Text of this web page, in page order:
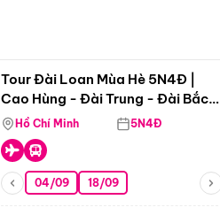
Tour Đài Loan Mùa Hè 5N4Đ |
Cao Hùng - Đài Trung - Đài Bắc
(Bay Vj)
Hồ Chí Minh 5N4Đ
04/09 18/09